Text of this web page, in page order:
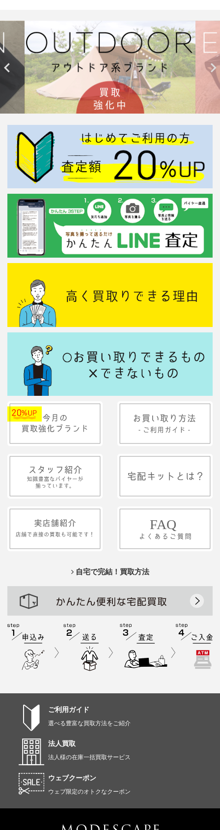
 
自宅で完結！買取方法
ご利用ガイド
選べる豊富な買取方法をご紹介
法人買取
法人様の在庫一括買取サービス
ウェブクーポン
ウェブ限定のオトクなクーポン